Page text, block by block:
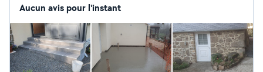
ouverture est modification d ouverture dans mur
Terrassement, aménagement extérieur et cour, pose
de bordure et pavé, création de réseaux divers... Pose
de carrelages. Placo,bande a joint, peinture... Plusieurs
rénovation complète de maison ,a mon actif.
Aucun avis pour l'instant